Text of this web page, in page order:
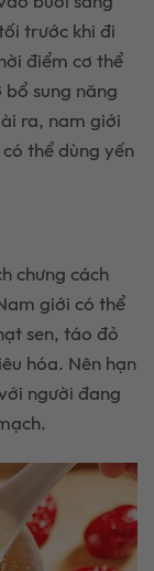
trước khi đi
điểm cơ thể
sung năng
ra, nam giới
thể dùng yến
chưng cách
giới có thể
sen, táo đỏ
hóa. Nên hạn
người đang